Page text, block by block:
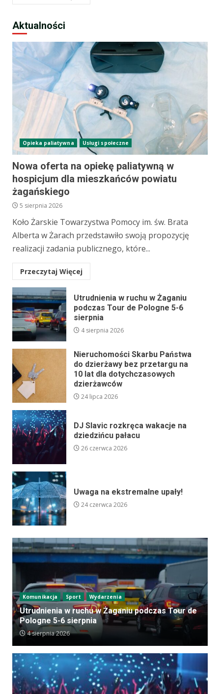
Aktualności
Opieka paliatywna Usługi społeczne
Nowa oferta na opiekę paliatywną w
hospicjum dla mieszkańców powiatu
żagańskiego
5 sierpnia 2026
Koło Żarskie Towarzystwa Pomocy im. św. Brata
Alberta w Żarach przedstawiło swoją propozycję
realizacji zadania publicznego, które...
Przeczytaj Więcej
Utrudnienia w ruchu w Żaganiu
podczas Tour de Pologne 5-6
sierpnia
4 sierpnia 2026
Nieruchomości Skarbu Państwa
do dzierżawy bez przetargu na
10 lat dla dotychczasowych
dzierżawców
24 lipca 2026
DJ Slavic rozkręca wakacje na
dziedzińcu pałacu
26 czerwca 2026
Uwaga na ekstremalne upały!
24 czerwca 2026
Komunikacja Sport Wydarzenia
Utrudnienia w ruchu w Żaganiu podczas Tour de
Pologne 5-6 sierpnia
4 sierpnia 2026